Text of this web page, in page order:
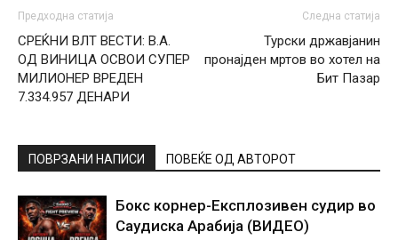
Предходна статија
СРЕЌНИ ВЛТ ВЕСТИ: В.A.
ОД ВИНИЦА ОСВОИ СУПЕР
МИЛИОНЕР ВРЕДЕН
7.334.957 ДЕНАРИ
Следна статија
Турски државјанин
пронајден мртов во хотел на
Бит Пазар
ПОВРЗАНИ НАПИСИ ПОВЕЌЕ ОД АВТОРОТ
Бокс корнер-Експлозивен судир во
Саудиска Арабија (ВИДЕО)